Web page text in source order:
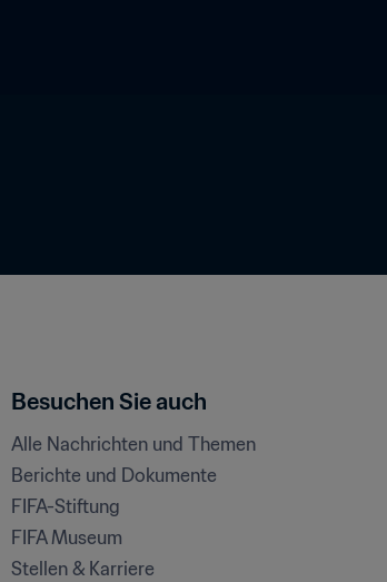
Besuchen Sie auch
Alle Nachrichten und Themen
Berichte und Dokumente
FIFA-Stiftung
FIFA Museum
Stellen & Karriere